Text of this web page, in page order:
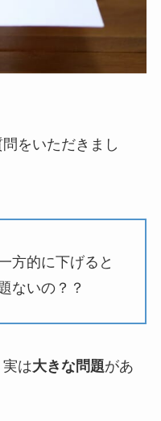
をいただきまし
方的に下げると
ないの？？
は大きな問題があ